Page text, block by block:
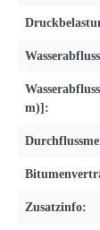
m)]:
Zusatzinfo: